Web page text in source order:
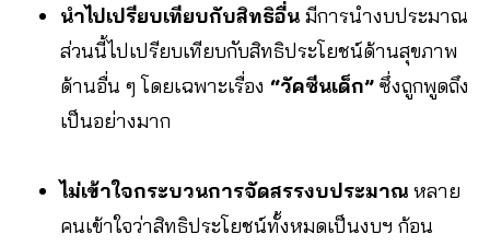
นำไปเปรียบเทียบกับสิทธิอื่น มีการนำงบประมาณ
ส่วนนี้ไปเปรียบเทียบกับสิทธิประโยชน์ด้านสุขภาพ
ด้านอื่น ๆ โดยเฉพาะเรื่อง “วัคซีนเด็ก” ซึ่งถูกพูดถึง
เป็นอย่างมาก
ไม่เข้าใจกระบวนการจัดสรรงบประมาณ หลาย
คนเข้าใจว่าสิทธิประโยชน์ทั้งหมดเป็นงบฯ ก้อน